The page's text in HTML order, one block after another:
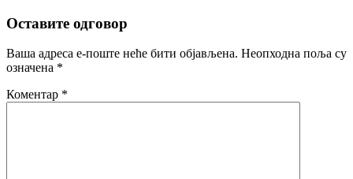
Оставите одговор
Ваша адреса е-поште неће бити објављена. Неопходна поља су
означена *
Коментар *